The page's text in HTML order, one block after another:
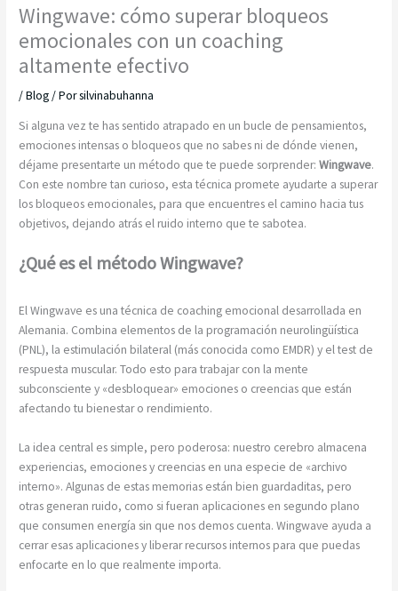
Wingwave: cómo superar bloqueos
emocionales con un coaching
altamente efectivo
/Blog/ Porsilvinabuhanna
Si alguna vez te has sentido atrapado en un bucle de pensamientos,
emociones intensas o bloqueos que no sabes ni de dónde vienen,
déjame presentarte un método que te puede sorprender:Wingwave.
Con este nombre tan curioso, esta técnica promete ayudarte a superar
los bloqueos emocionales, para que encuentres el camino hacia tus
objetivos, dejando atrás el ruido interno que te sabotea.
¿Qué es el método Wingwave?
El Wingwave es una técnica de coaching emocional desarrollada en
Alemania. Combina elementos de la programación neurolingüística
(PNL), la estimulación bilateral (más conocida como EMDR) y el test de
respuesta muscular. Todo esto para trabajar con la mente
subconsciente y «desbloquear» emociones o creencias que están
afectando tu bienestar o rendimiento.
La idea central es simple, pero poderosa: nuestro cerebro almacena
experiencias, emociones y creencias en una especie de «archivo
interno». Algunas de estas memorias están bien guardaditas, pero
otras generan ruido, como si fueran aplicaciones en segundo plano
que consumen energía sin que nos demos cuenta. Wingwave ayuda a
cerrar esas aplicaciones y liberar recursos internos para que puedas
enfocarte en lo que realmente importa.